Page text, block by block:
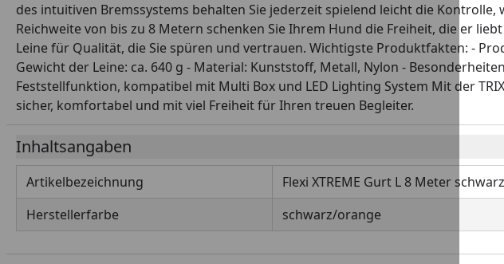
des intuitiven Bremssystems behalten Sie jederzeit spielend leicht die
Reichweite von bis zu 8 Metern schenken Sie Ihrem Hund die Freiheit, die er
Leine für Qualität, die Sie spüren und vertrauen. Wichtigste Produktfakten: -
Gewicht der Leine: ca. 640 g - Material: Kunststoff, Metall, Nylon -
Feststellfunktion, kompatibel mit Multi Box und LED Lighting System Mit der
sicher, komfortabel und mit viel Freiheit für Ihren treuen Begleiter.
Inhaltsangaben
Artikelbezeichnung
Flexi XTREME Gurt L 8 Meter
Herstellerfarbe
schwarz/orange